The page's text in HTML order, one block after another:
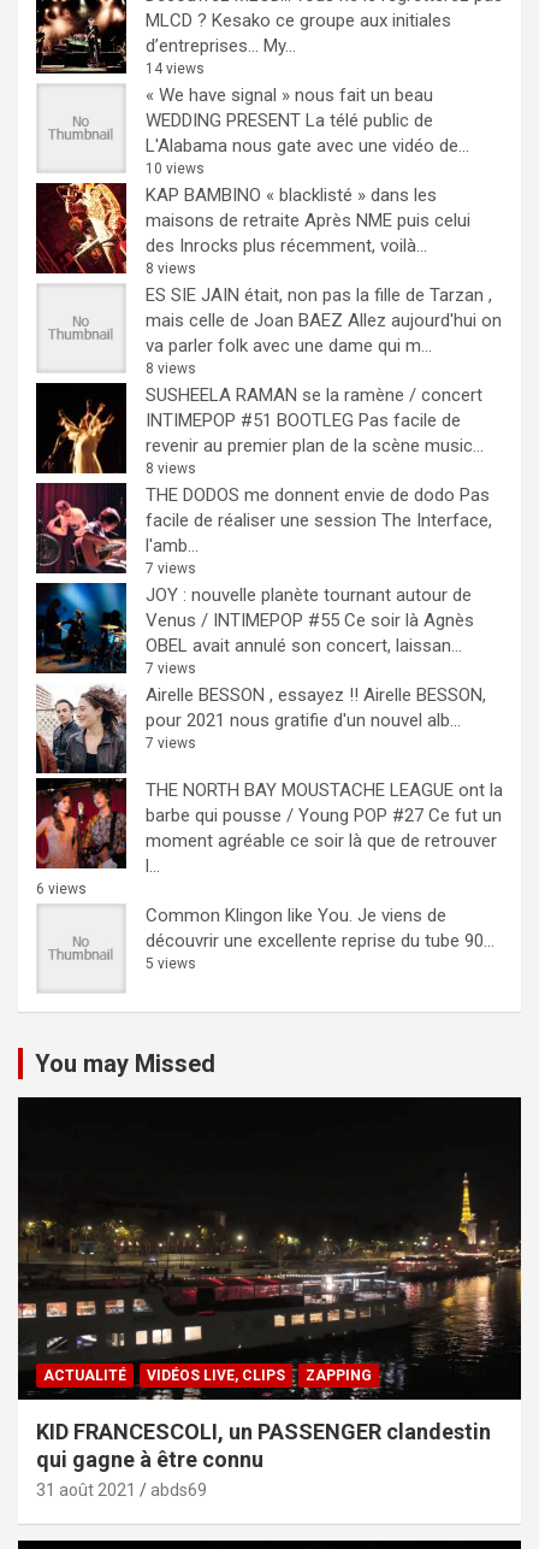
MLCD ? Kesako ce groupe aux initiales
d’entreprises… My...
14 views
« We have signal » nous fait un beau
WEDDING PRESENT La télé public de
L'Alabama nous gate avec une vidéo de...
10 views
KAP BAMBINO « blacklisté » dans les
maisons de retraite Après NME puis celui
des Inrocks plus récemment, voilà...
8 views
ES SIE JAIN était, non pas la fille de Tarzan ,
mais celle de Joan BAEZ Allez aujourd'hui on
va parler folk avec une dame qui m...
8 views
SUSHEELA RAMAN se la ramène / concert
INTIMEPOP #51 BOOTLEG Pas facile de
revenir au premier plan de la scène music...
8 views
THE DODOS me donnent envie de dodo Pas
facile de réaliser une session The Interface,
l'amb...
7 views
JOY : nouvelle planète tournant autour de
Venus / INTIMEPOP #55 Ce soir là Agnès
OBEL avait annulé son concert, laissan...
7 views
Airelle BESSON , essayez !! Airelle BESSON,
pour 2021 nous gratifie d'un nouvel alb...
7 views
THE NORTH BAY MOUSTACHE LEAGUE ont la
barbe qui pousse / Young POP #27 Ce fut un
moment agréable ce soir là que de retrouver
l...
6 views
Common Klingon like You. Je viens de
découvrir une excellente reprise du tube 90...
5 views
You may Missed
ACTUALITÉ VIDÉOS LIVE, CLIPS ZAPPING
KID FRANCESCOLI, un PASSENGER clandestin
qui gagne à être connu
31 août 2021 abds69